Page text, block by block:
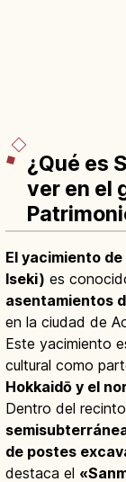
¿Qué es
ver en el
El yacimiento
Iseki) es
asentamientos
en la ciudad de
Este yacimiento
cultural como
Hokkaidō y el
Dentro del
de postes
destaca el